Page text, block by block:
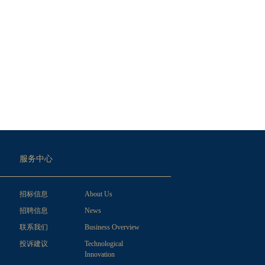
服务中心
招标信息
招聘信息
联系我们
投诉建议
About Us
News
Business Overview
Technological
Innovation